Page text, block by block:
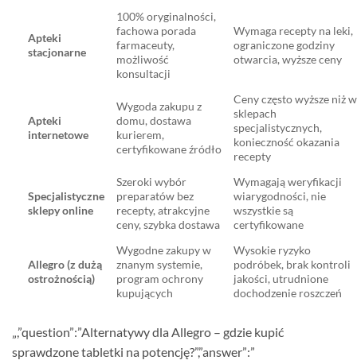
Apteki
stacjonarne
100% oryginalności,
fachowa porada
farmaceuty,
możliwość
konsultacji
Wymaga recepty na leki,
ograniczone godziny
otwarcia, wyższe ceny
Apteki
internetowe
Wygoda zakupu z
domu, dostawa
kurierem,
certyfikowane źródło
Ceny często wyższe niż w
sklepach
specjalistycznych,
konieczność okazania
recepty
Specjalistyczne
sklepy online
Szeroki wybór
preparatów bez
recepty, atrakcyjne
ceny, szybka dostawa
Wymagają weryfikacji
wiarygodności, nie
wszystkie są
certyfikowane
Allegro (z dużą
ostrożnością)
Wygodne zakupy w
znanym systemie,
program ochrony
kupujących
Wysokie ryzyko
podróbek, brak kontroli
jakości, utrudnione
dochodzenie roszczeń
„,”question”:”Alternatywy dla Allegro – gdzie kupić
sprawdzone tabletki na potencję?”,”answer”:”